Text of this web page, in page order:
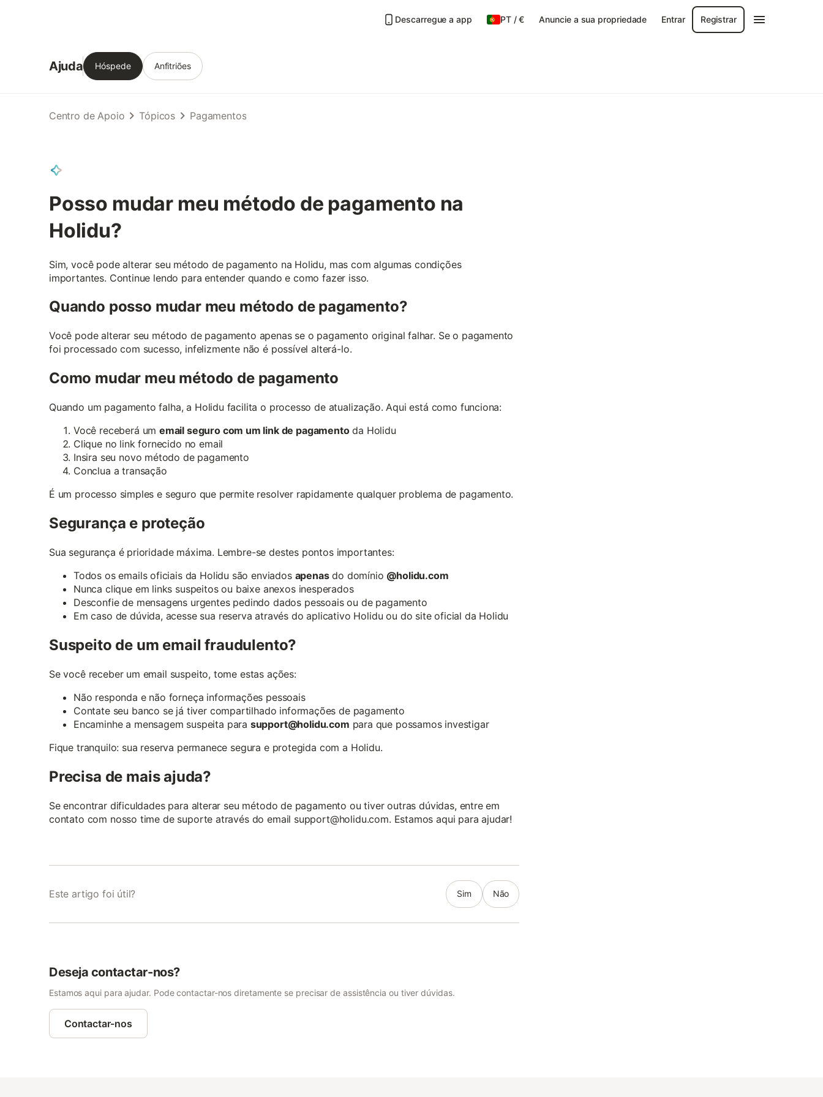
Descarregue a app PT/€ Anuncie a sua propriedade Entrar Registrar
Ajuda Hóspede Anfitriões
Centro de Apoio Tópicos Pagamentos
Posso mudar meu método de pagamento na
Holidu?
Sim, você pode alterar seu método de pagamento na Holidu, mas com algumas condições
importantes. Continue lendo para entender quando e como fazer isso.
Quando posso mudar meu método de pagamento?
Você pode alterar seu método de pagamento apenas se o pagamento original falhar. Se o pagamento
foi processado com sucesso, infelizmente não é possível alterá-lo.
Como mudar meu método de pagamento
Quando um pagamento falha, a Holidu facilita o processo de atualização. Aqui está como funciona:
Você receberá umemail seguro com um link de pagamentoda Holidu
Clique no link fornecido no email
Insira seu novo método de pagamento
Conclua a transação
É um processo simples e seguro que permite resolver rapidamente qualquer problema de pagamento.
Segurança e proteção
Sua segurança é prioridade máxima. Lembre-se destes pontos importantes:
Todos os emails oficiais da Holidu são enviados apenasdo domínio @holidu.com
Nunca clique em links suspeitos ou baixe anexos inesperados
Desconfie de mensagens urgentes pedindo dados pessoais ou de pagamento
Em caso de dúvida, acesse sua reserva através do aplicativo Holidu ou do site oficial da Holidu
Suspeito de um email fraudulento?
Se você receber um email suspeito, tome estas ações:
Não responda e não forneça informações pessoais
Contate seu banco se já tiver compartilhado informações de pagamento
Encaminhe a mensagem suspeita para support@holidu.com para que possamos investigar
Fique tranquilo: sua reserva permanece segura e protegida com a Holidu.
Precisa de mais ajuda?
Se encontrar dificuldades para alterar seu método de pagamento ou tiver outras dúvidas, entre em
contato com nosso time de suporte através do email support@holidu.com. Estamos aqui para ajudar!
Este artigo foi útil? Sim Não
Deseja contactar-nos?
Estamos aqui para ajudar. Pode contactar-nos diretamente se precisar de assistência ou tiver dúvidas.
Contactar-nos